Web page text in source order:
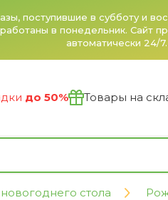
поступившие в субботу и
в понедельник. Сайт
автоматически 24/7.
до 50% Товары на
стола